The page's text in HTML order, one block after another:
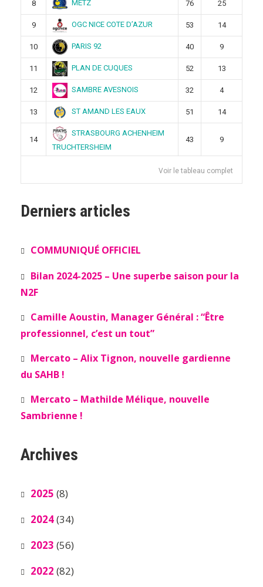
8 METZ 76 25
9 OGC NICE COTE D’AZUR 53 14
10 PARIS 92 40 9
11 PLAN DE CUQUES 52 13
12 SAMBRE AVESNOIS 32 4
13 ST AMAND LES EAUX 51 14
14
STRASBOURG ACHENHEIM
TRUCHTERSHEIM
43 9
Voir le tableau complet
Derniers articles
COMMUNIQUÉ OFFICIEL
Bilan 2024-2025 – Une superbe saison pour la
N2F
Camille Aoustin, Manager Général : “Être
professionnel, c’est un tout”
Mercato – Alix Tignon, nouvelle gardienne
du SAHB !
Mercato – Mathilde Mélique, nouvelle
Sambrienne !
Archives
2025 (8)
2024(34)
2023 (56)
2022 (82)